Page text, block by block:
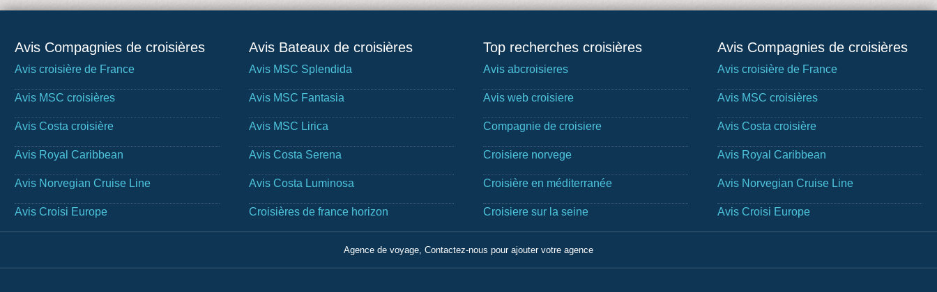
Avis Compagnies de croisières
Avis croisière de France
Avis MSC croisières
Avis Costa croisière
Avis Royal Caribbean
Avis Norvegian Cruise Line
Avis Croisi Europe
Avis Bateaux de croisières
Avis MSC Splendida
Avis MSC Fantasia
Avis MSC Lirica
Avis Costa Serena
Avis Costa Luminosa
Croisières de france horizon
Top recherches croisières
Avis abcroisieres
Avis web croisiere
Compagnie de croisiere
Croisiere norvege
Croisière en méditerranée
Croisiere sur la seine
Avis Compagnies de croisières
Avis croisière de France
Avis MSC croisières
Avis Costa croisière
Avis Royal Caribbean
Avis Norvegian Cruise Line
Avis Croisi Europe
Agence de voyage, Contactez-nous pour ajouter votre agence